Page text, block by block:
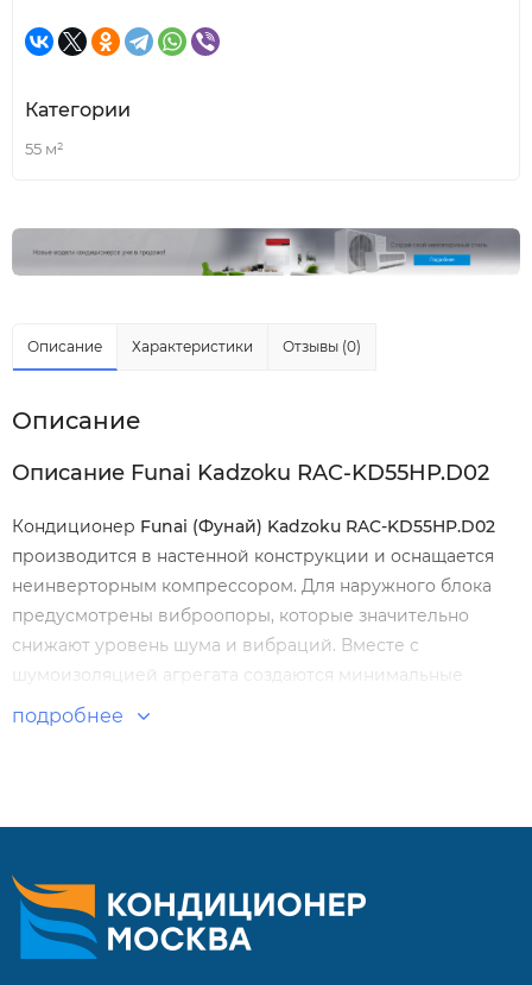
Категории
55 м²
Описание Характеристики Отзывы (0)
Описание
Описание Funai Kadzoku RAC-KD55HP.D02
Кондиционер Funai (Фунай) Kadzoku RAC-KD55HP.D02
производится в настенной конструкции и оснащается
неинверторным компрессором. Для наружного блока
предусмотрены виброопоры, которые значительно
снижают уровень шума и вибраций. Вместе с
шумоизоляцией агрегата создаются минимальные
значения для рабочего шума.
Работа на нагрев до -7 градусов
4 дополнительных фильтра SMART Ion
подробнее